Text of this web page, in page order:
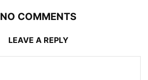
NO COMMENTS
LEAVE A REPLY